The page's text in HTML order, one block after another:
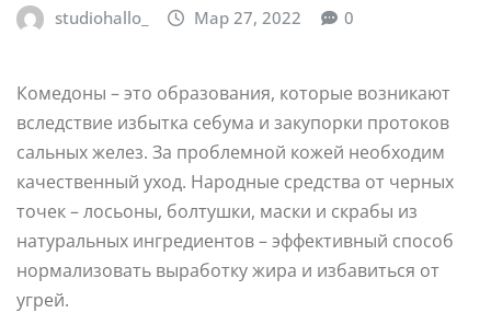
studiohallo_ Мар 27, 2022 0
Комедоны – это образования, которые возникают
вследствие избытка себума и закупорки протоков
сальных желез. За проблемной кожей необходим
качественный уход. Народные средства от черных
точек – лосьоны, болтушки, маски и скрабы из
натуральных ингредиентов – эффективный способ
нормализовать выработку жира и избавиться от
угрей.